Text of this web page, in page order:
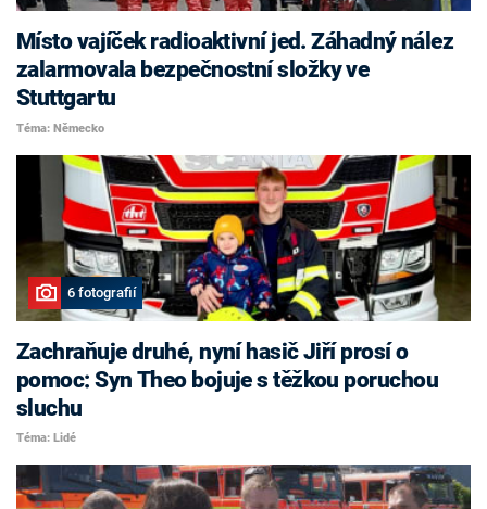
Místo vajíček radioaktivní jed. Záhadný nález
zalarmovala bezpečnostní složky ve
Stuttgartu
Téma: Německo
6 fotografií
Zachraňuje druhé, nyní hasič Jiří prosí o
pomoc: Syn Theo bojuje s těžkou poruchou
sluchu
Téma: Lidé